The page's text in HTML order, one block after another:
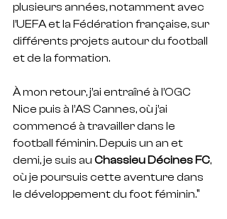
plusieurs années, notamment avec
l’UEFA et la Fédération française, sur
différents projets autour du football
et de la formation.
À mon retour, j’ai entraîné à l’OGC
Nice puis à l’AS Cannes, où j’ai
commencé à travailler dans le
football féminin. Depuis un an et
demi, je suis au Chassieu Décines FC,
où je poursuis cette aventure dans
le développement du foot féminin."